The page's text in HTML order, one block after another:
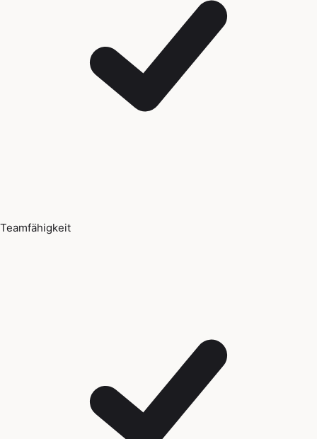
Teamfähigkeit